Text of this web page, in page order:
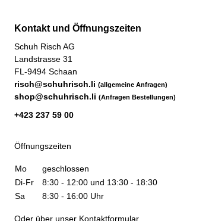
Kontakt und Öffnungszeiten
Schuh Risch AG
Landstrasse 31
FL-9494 Schaan
risch@schuhrisch.li (allgemeine Anfragen)
shop@schuhrisch.li (Anfragen Bestellungen)
+423 237 59 00
Öffnungszeiten
Mo
geschlossen
Di-Fr
8:30 - 12:00 und 13:30 - 18:30
Sa
8:30 - 16:00 Uhr
Oder über unser Kontaktformular.